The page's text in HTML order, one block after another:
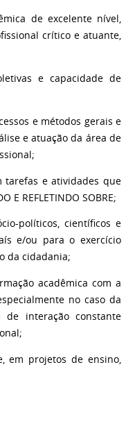
de excelente nível,
crítico e atuante,
e capacidade de
e métodos gerais e
e atuação da área de
tarefas e atividades que
E REFLETINDO SOBRE;
políticos, científicos e
e/ou para o exercício
da cidadania;
acadêmica com a
no caso da
de interação constante
em projetos de ensino,